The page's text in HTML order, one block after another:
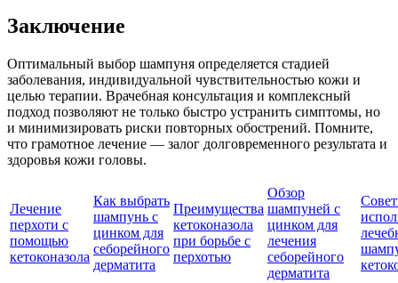
Заключение
Оптимальный выбор шампуня определяется стадией
заболевания, индивидуальной чувствительностью кожи и
целью терапии. Врачебная консультация и комплексный
подход позволяют не только быстро устранить симптомы, но
и минимизировать риски повторных обострений. Помните,
что грамотное лечение — залог долговременного результата и
здоровья кожи головы.
Лечение
перхоти с
помощью
кетоконазола
Как выбрать
шампунь с
цинком для
себорейного
дерматита
Преимущества
кетоконазола
при борьбе с
перхотью
Обзор
шампуней с
цинком для
лечения
себорейного
дерматита